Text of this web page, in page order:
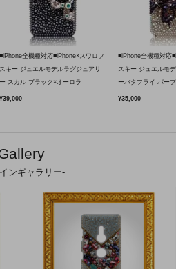
■iPhone全機種対応■iPhone×スワロフ
スキー ジュエルモデルラグジュアリ
ー スカル ブラック×オーロラ
¥39,000
■iPhone全機種対応
スキー ジュエルモ
ーバタフライ パー
¥35,000
ンギャラリー-